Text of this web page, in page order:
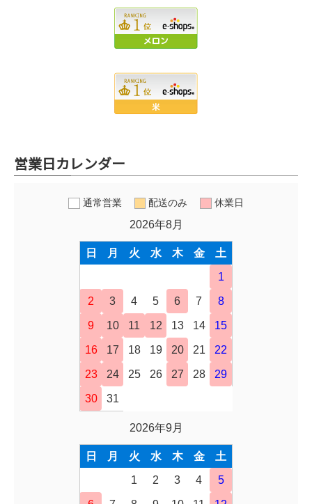
営業日カレンダー
通常営業 配送のみ 休業日
2026年8月
日 月 火 水 木 金
土
1
2 3 4 5 6 7 8
9 10 11 12 13 14 15
16 17 18 19 20 21 22
23 24 25 26 27 28 29
30 31
2026年9月
日 月 火 水 木 金
土
1
2 3 4 5